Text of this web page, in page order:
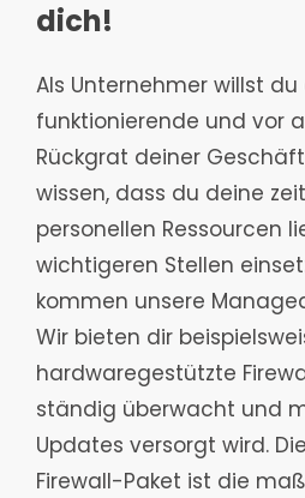
dich!
Als Unternehmer willst du
funktionierende und vor
Rückgrat deiner
wissen, dass du deine
personellen Ressourcen
wichtigeren Stellen
kommen unsere
Wir bieten dir
hardwaregestützte
ständig überwacht und
Updates versorgt wird.
Firewall-Paket ist die